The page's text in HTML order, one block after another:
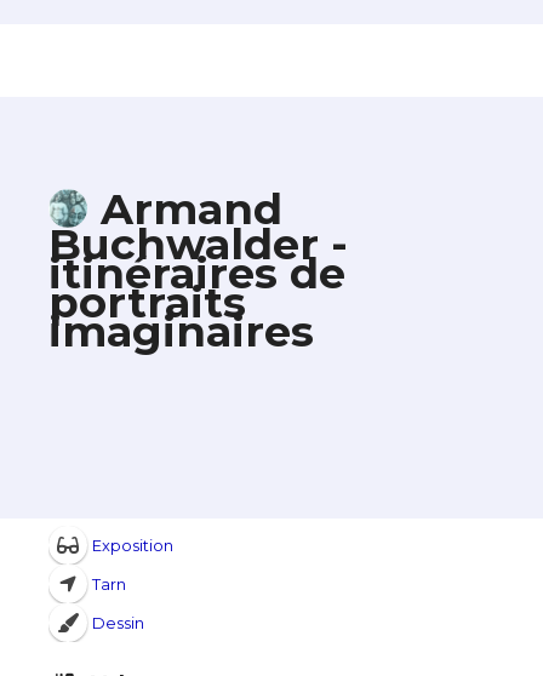
Armand
Buchwalder -
itinéraires de
portraits
imaginaires
Exposition
Tarn
Dessin